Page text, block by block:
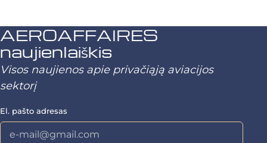
AEROAFFAIRES
naujienlaiškis
Visos naujienos apie privačiąją aviacijos
sektorį
El. pašto adresas